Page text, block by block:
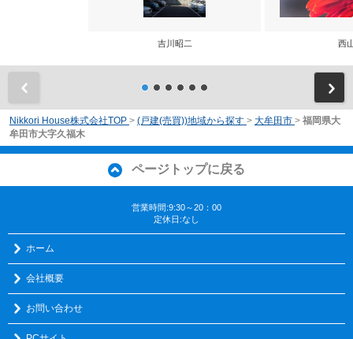
吉川昭二 西
Nikkori House株式会社TOP > (戸建(売買))地域から探す > 大牟田市 > 福岡県大
牟田市大字久福木
ページトップに戻る
営業時間:9:30～20：00
定休日:なし
ホーム
会社概要
お問い合わせ